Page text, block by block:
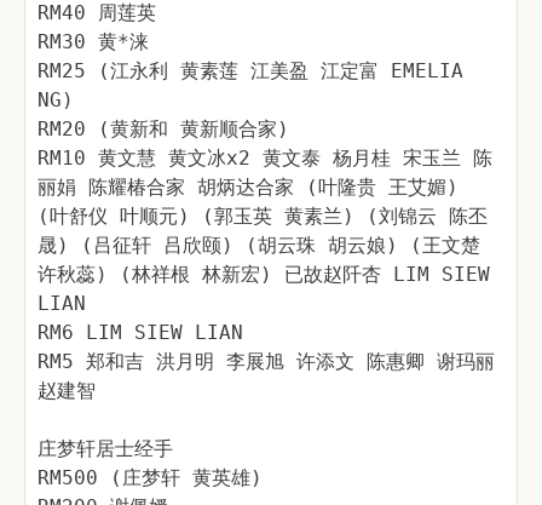
RM40 周莲英
RM30 黄*涞
RM25 (江永利 黄素莲 江美盈 江定富 EMELIA
NG)
RM20 (黄新和 黄新顺合家)
RM10 黄文慧 黄文冰x2 黄文泰 杨月桂 宋玉兰 陈
丽娟 陈耀椿合家 胡炳达合家 (叶隆贵 王艾媚)
(叶舒仪 叶顺元) (郭玉英 黄素兰) (刘锦云 陈丕
晟) (吕征轩 吕欣颐) (胡云珠 胡云娘) (王文楚
许秋蕊) (林祥根 林新宏) 已故赵阡杏 LIM SIEW
LIAN
RM6 LIM SIEW LIAN
RM5 郑和吉 洪月明 李展旭 许添文 陈惠卿 谢玛丽
赵建智
庄梦轩居士经手
RM500 (庄梦轩 黄英雄)